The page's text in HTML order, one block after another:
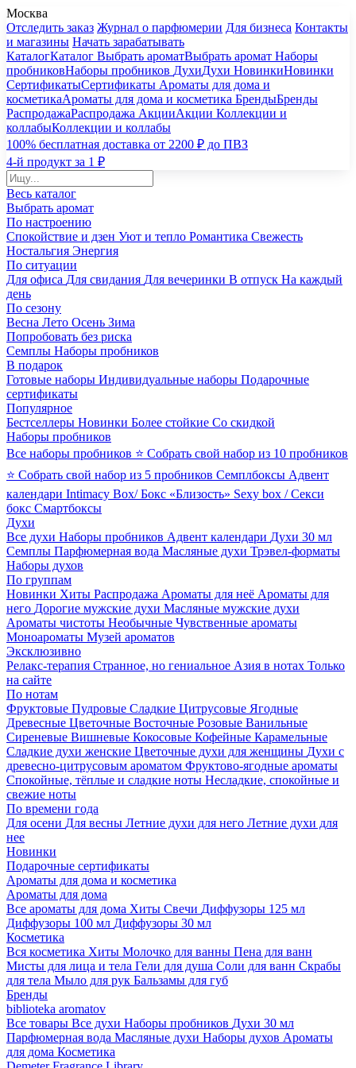
Москва
Отследить заказ Журнал о парфюмерии Для бизнеса Контакты
и магазины Начать зарабатывать
КаталогКаталог Выбрать ароматВыбрать аромат Наборы
пробниковНаборы пробников ДухиДухи НовинкиНовинки
СертификатыСертификаты Ароматы для дома и
косметикаАроматы для дома и косметика БрендыБренды
РаспродажаРаспродажа АкцииАкции Коллекции и
коллабыКоллекции и коллабы
100% бесплатная доставка от 2200 ₽ до ПВЗ
4-й продукт за 1 ₽
Весь каталог
Выбрать аромат
По настроению
Спокойствие и дзен Уют и тепло Романтика Свежесть
Ностальгия Энергия
По ситуации
Для офиса Для свидания Для вечеринки В отпуск На каждый
день
По сезону
Весна Лето Осень Зима
Попробовать без риска
Семплы Наборы пробников
В подарок
Готовые наборы Индивидуальные наборы Подарочные
сертификаты
Популярное
Бестселлеры Новинки Более стойкие Со скидкой
Наборы пробников
Все наборы пробников ⭐ Собрать свой набор из 10 пробников
⭐ Собрать свой набор из 5 пробников Семплбоксы Адвент
календари Intimacy Box/ Бокс «Близость» Sexy box / Секси
бокс Смартбоксы
Духи
Все духи Наборы пробников Адвент календари Духи 30 мл
Семплы Парфюмерная вода Масляные духи Трэвел-форматы
Наборы духов
По группам
Новинки Хиты Распродажа Ароматы для неё Ароматы для
него Дорогие мужские духи Масляные мужские духи
Ароматы чистоты Необычные Чувственные ароматы
Моноароматы Музей ароматов
Эксклюзивно
Релакс-терапия Странное, но гениальное Азия в нотах Только
на сайте
По нотам
Фруктовые Пудровые Сладкие Цитрусовые Ягодные
Древесные Цветочные Восточные Розовые Ванильные
Сиреневые Вишневые Кокосовые Кофейные Карамельные
Сладкие духи женские Цветочные духи для женщины Духи с
древесно-цитрусовым ароматом Фруктово-ягодные ароматы
Спокойные, тёплые и сладкие ноты Несладкие, спокойные и
свежие ноты
По времени года
Для осени Для весны Летние духи для него Летние духи для
нее
Новинки
Подарочные сертификаты
Ароматы для дома и косметика
Ароматы для дома
Все ароматы для дома Хиты Свечи Диффузоры 125 мл
Диффузоры 100 мл Диффузоры 30 мл
Косметика
Вся косметика Хиты Молочко для ванны Пена для ванн
Мисты для лица и тела Гели для душа Соли для ванн Скрабы
для тела Мыло для рук Бальзамы для губ
Бренды
biblioteka aromatov
Все товары Все духи Наборы пробников Духи 30 мл
Парфюмерная вода Масляные духи Наборы духов Ароматы
для дома Косметика